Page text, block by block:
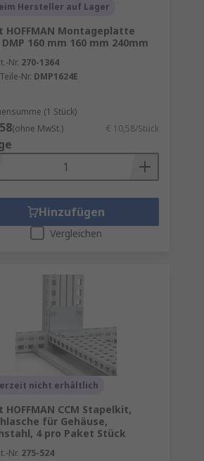
Hersteller auf Lager
HOFFMAN Montageplatte
160 mm 160 mm 240mm
Nr. 270-1364
Nr. DMP1624E
(1 Stück)
(ohne MwSt.) € 10,58/Stück
Hinzufügen
Vergleichen
nicht erhältlich
HOFFMAN CCM Stapelkit,
für Gehäuse,
4 pro Paket Stück
Nr. 275-524